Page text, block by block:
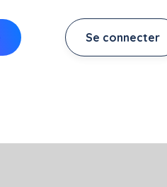
Se connecter